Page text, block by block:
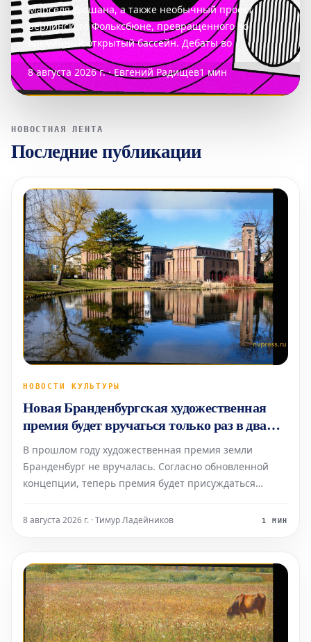
Марселя Дюшана, а также необычный проект
Берлинского Фольксбюне, превращенного во
временный открытый бассейн. Дебаты во
8 августа 2026 г. · Евгений Радищев1 мин
НОВОСТНАЯ ЛЕНТА
Последние публикации
НОВОСТИ КУЛЬТУРЫ
Новая Бранденбургская художественная
премия будет вручаться только раз в два
года
В прошлом году художественная премия земли
Бранденбург не вручалась. Согласно обновленной
концепции, теперь премия будет присуждаться
изменение. Правительство Бранденбурга, утверждая
8 августа 2026 г. · Тимур Ладейников 1 МИН